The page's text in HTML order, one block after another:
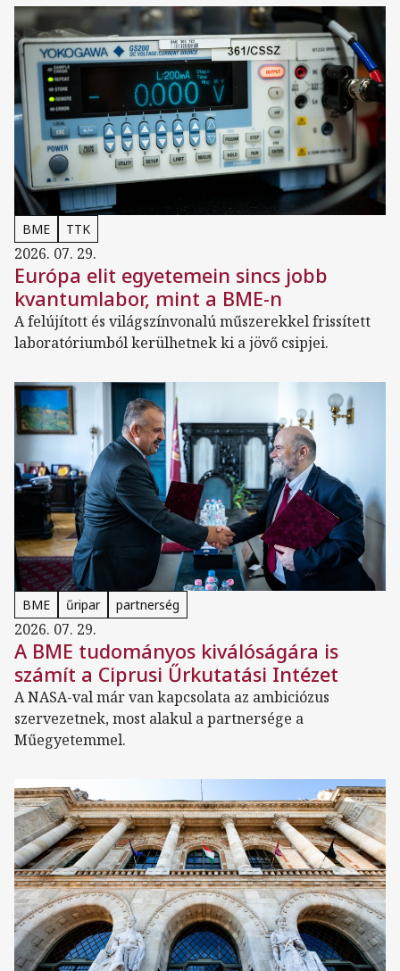
BME TTK
2026. 07. 29.
Európa elit egyetemein sincs jobb
kvantumlabor, mint a BME-n
A felújított és világszínvonalú műszerekkel frissített
laboratóriumból kerülhetnek ki a jövő csipjei.
BME űripar partnerség
2026. 07. 29.
A BME tudományos kiválóságára is
számít a Ciprusi Űrkutatási Intézet
A NASA-val már van kapcsolata az ambiciózus
szervezetnek, most alakul a partnersége a
Műegyetemmel.